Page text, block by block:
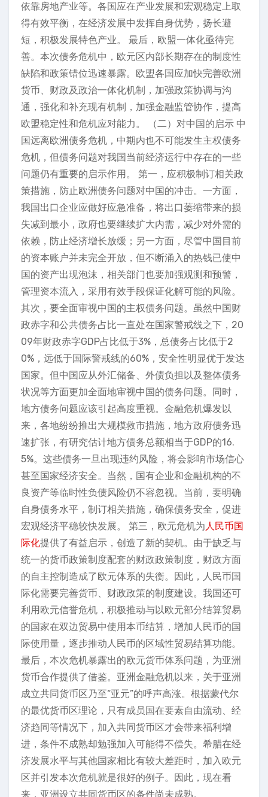
依靠房地产业等。各国应在产业发展和宏观稳定上取
得有效平衡，在经济发展中发挥自身优势，扬长避
短，积极发展特色产业。 最后，欧盟一体化亟待完
善。本次债务危机中，欧元区内部长期存在的制度性
缺陷和政策错位迅速暴露。欧盟各国应加快完善欧洲
货币、财政及政治一体化机制，加强政策协调与沟
通，强化和补充现有机制，加强金融监管协作，提高
欧盟稳定性和危机应对能力。 （二）对中国的启示 中
国远离欧洲债务危机，中期内也不可能发生主权债务
危机，但债务问题对我国当前经济运行中存在的一些
问题仍有重要的启示作用。 第一，应积极制订相关政
策措施，防止欧洲债务问题对中国的冲击。一方面，
我国出口企业应做好应急准备，将出口萎缩带来的损
失减到最小，政府也要继续扩大内需，减少对外需的
依赖，防止经济增长放缓；另一方面，尽管中国目前
的资本账户并未完全开放，但不断涌入的热钱已使中
国的资产出现泡沫，相关部门也要加强观测和预警，
管理资本流入，采用有效手段保证化解可能的风险。
其次，要全面审视中国的主权债务问题。虽然中国财
政赤字和公共债务占比一直处在国家警戒线之下，20
09年财政赤字GDP占比低于3%，总债务占比低于2
0%，远低于国际警戒线的60%，安全性明显优于发达
国家。但中国应从外汇储备、外债负担以及整体债务
状况等方面更加全面地审视中国的债务问题。同时，
地方债务问题应该引起高度重视。金融危机爆发以
来，各地纷纷推出大规模救市措施，地方政府债务迅
速扩张，有研究估计地方债务总额相当于GDP的16.
5%。这些债务一旦出现违约风险，将会影响市场信心
甚至国家经济安全。当然，国有企业和金融机构的不
良资产等临时性负债风险仍不容忽视。当前，要明确
自身债务水平，制订相关措施，确保债务安全，促进
宏观经济平稳较快发展。 第三，欧元危机为人民币国
际化提供了有益启示，创造了新的契机。由于缺乏与
统一的货币政策制度配套的财政政策制度，财政方面
的自主控制造成了欧元体系的失衡。因此，人民币国
际化需要完善货币、财政政策的制度建设。我国还可
利用欧元信誉危机，积极推动与以欧元部分结算贸易
的国家在双边贸易中使用本币结算，增加人民币的国
际使用量，逐步推动人民币的区域性贸易结算功能。
最后，本次危机暴露出的欧元货币体系问题，为亚洲
货币合作提供了借鉴。亚洲金融危机以来，关于亚洲
成立共同货币区乃至“亚元”的呼声高涨。根据蒙代尔
的最优货币区理论，只有成员国在要素自由流动、经
济趋同等情况下，加入共同货币区才会带来福利增
进，条件不成熟却勉强加入可能得不偿失。希腊在经
济发展水平与其他国家相比有较大差距时，加入欧元
区并引发本次危机就是很好的例子。因此，现在看
来，亚洲设立共同货币区的条件尚未成熟。